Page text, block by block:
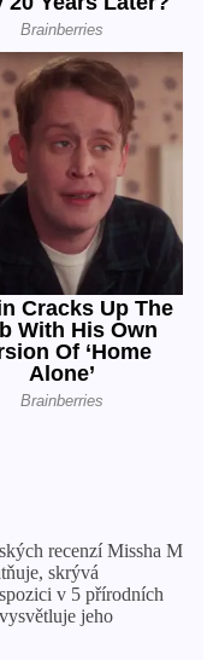
recenzí Missha M
skrývá
v 5 přírodních
jeho